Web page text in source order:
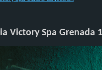
Victory Spa Grenada